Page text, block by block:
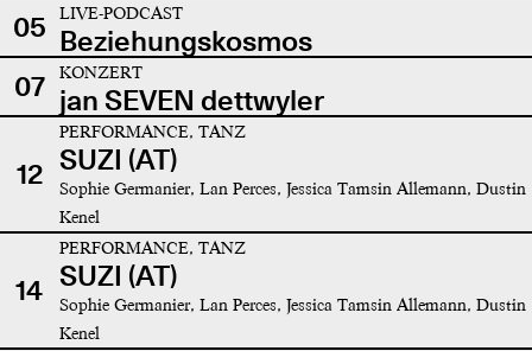
05 LIVE-PODCAST
Beziehungskosmos
07
KONZERT
jan SEVEN dettwyler
12
PERFORMANCE, TANZ
SUZI (AT)
Sophie Germanier, Lan Perces, Jessica Tamsin Allemann, Dustin
Kenel
14
PERFORMANCE, TANZ
SUZI (AT)
Sophie Germanier, Lan Perces, Jessica Tamsin Allemann, Dustin
Kenel